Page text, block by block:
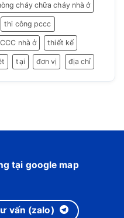
cháy chữa cháy nhà ở
thi công pccc
nhà ở thiết kế
tại đơn vị địa chỉ
tại google map
vấn (zalo)